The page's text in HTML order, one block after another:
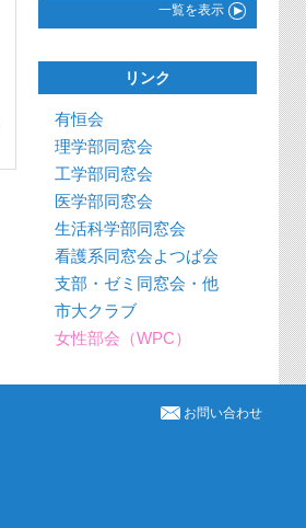
一覧を表示
リンク
有恒会
理学部同窓会
工学部同窓会
医学部同窓会
生活科学部同窓会
看護系同窓会よつば会
支部・ゼミ同窓会・他
市大クラブ
女性部会（WPC）
お問い合わせ